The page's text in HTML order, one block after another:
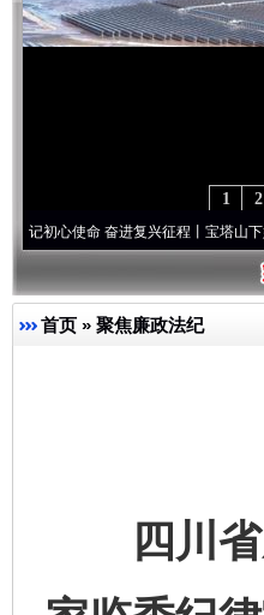
2
1
命 奋进复兴征程丨宝塔山下好光景..·[
首页 » 聚焦廉政法纪
四川省